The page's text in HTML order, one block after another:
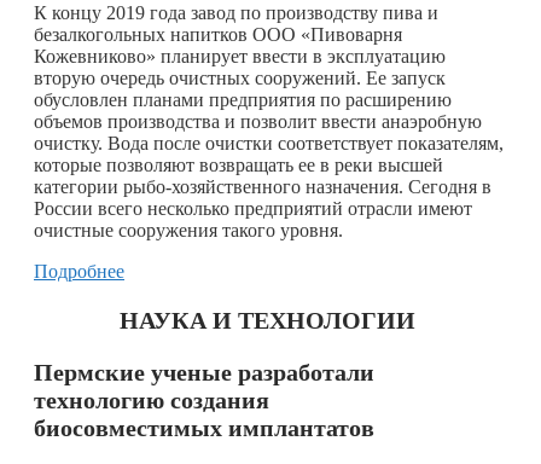
К концу 2019 года завод по производству пива и
безалкогольных напитков ООО «Пивоварня
Кожевниково» планирует ввести в эксплуатацию
вторую очередь очистных сооружений. Ее запуск
обусловлен планами предприятия по расширению
объемов производства и позволит ввести анаэробную
очистку. Вода после очистки соответствует показателям,
которые позволяют возвращать ее в реки высшей
категории рыбо-хозяйственного назначения. Сегодня в
России всего несколько предприятий отрасли имеют
очистные сооружения такого уровня.
Подробнее
НАУКА И ТЕХНОЛОГИИ
Пермские ученые разработали
технологию создания
биосовместимых имплантатов